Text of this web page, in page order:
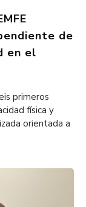
de
en el
primeros
física y
orientada a